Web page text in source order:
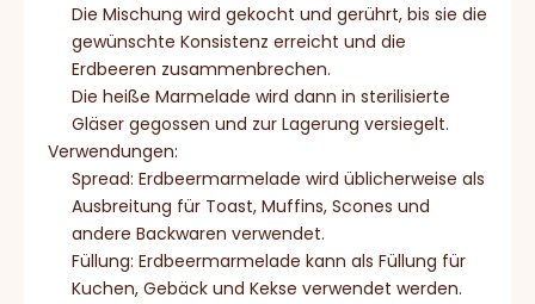
Die Mischung wird gekocht und gerührt, bis sie die
gewünschte Konsistenz erreicht und die
Erdbeeren zusammenbrechen.
Die heiße Marmelade wird dann in sterilisierte
Gläser gegossen und zur Lagerung versiegelt.
Verwendungen:
Spread: Erdbeermarmelade wird üblicherweise als
Ausbreitung für Toast, Muffins, Scones und
andere Backwaren verwendet.
Füllung: Erdbeermarmelade kann als Füllung für
Kuchen, Gebäck und Kekse verwendet werden.